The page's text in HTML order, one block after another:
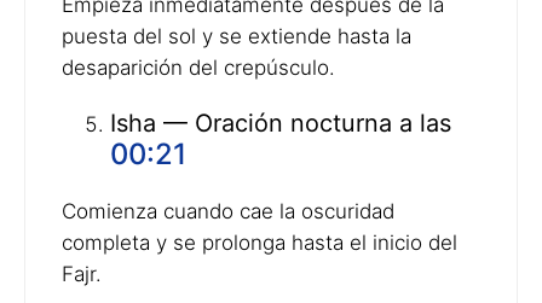
Empieza inmediatamente después de la
puesta del sol y se extiende hasta la
desaparición del crepúsculo.
Isha — Oración nocturna a las
00:21
Comienza cuando cae la oscuridad
completa y se prolonga hasta el inicio del
Fajr.